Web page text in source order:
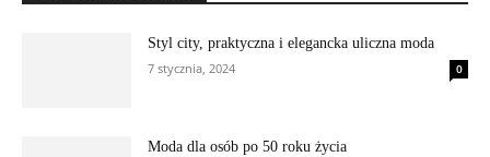
Styl city, praktyczna i elegancka uliczna moda
7 stycznia, 2024
0
Moda dla osób po 50 roku życia